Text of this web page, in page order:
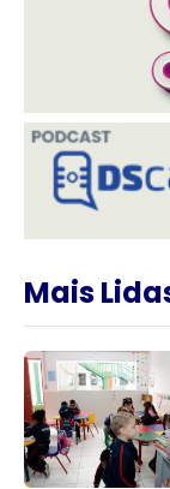
Mais